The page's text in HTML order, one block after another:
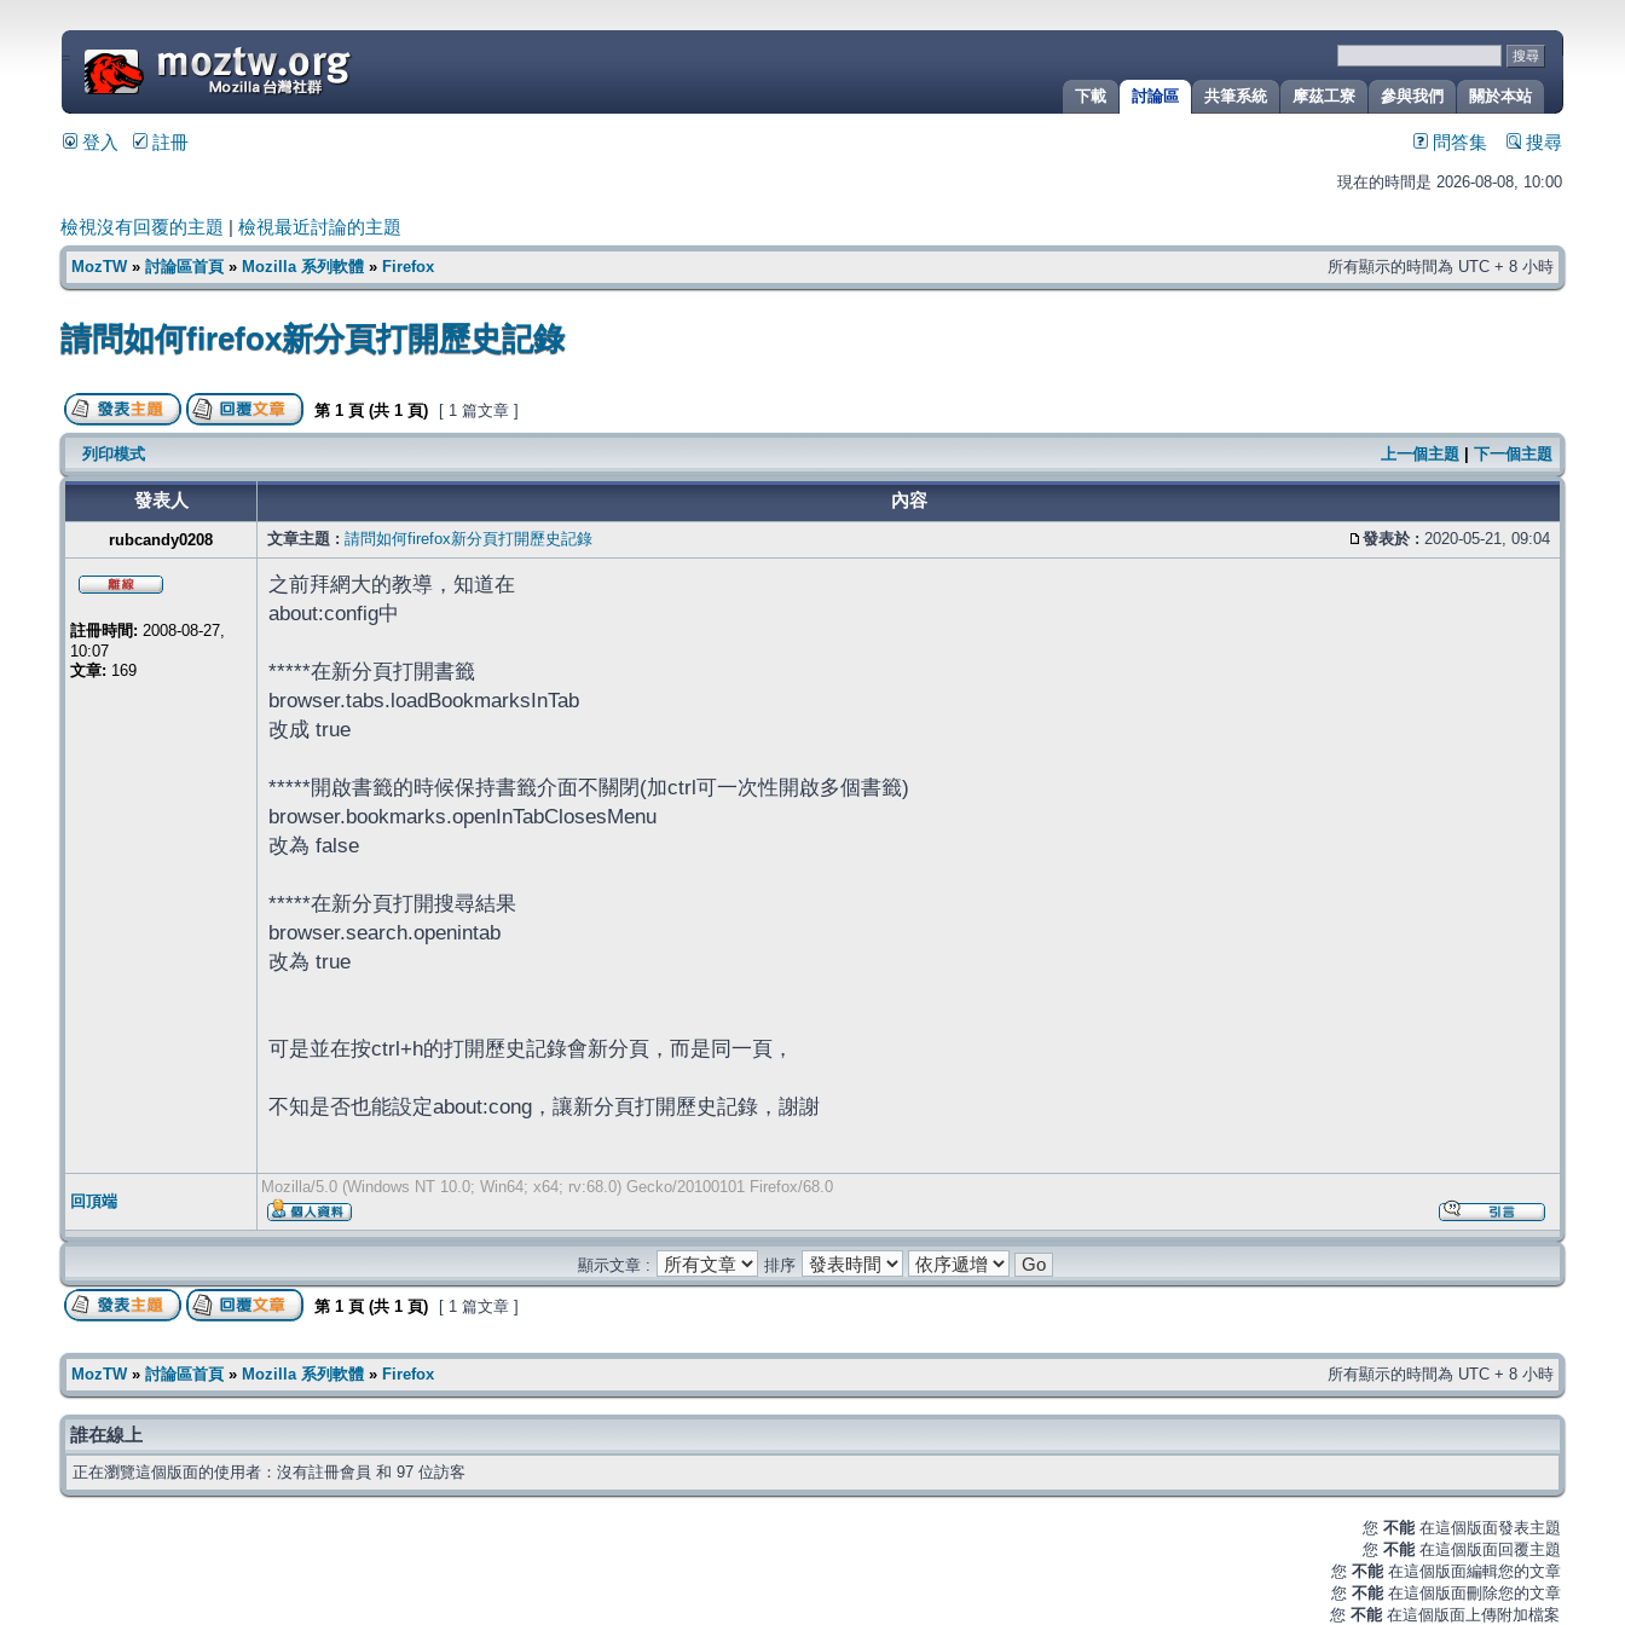
關於本站
參與我們
摩茲工寮
共筆系統
討論區
下載
=
登入 註冊 問答集 搜尋
現在的時間是 2026-08-08, 10:00
檢視沒有回覆的主題 檢視最近討論的主題
MozTW» 討論區首頁 » Mozilla 系列軟體 » Firefox 所有顯示的時間為 UTC + 8 小時
請問如何firefox新分頁打開歷史記錄
第 1 頁 (共 1 頁) [ 1 篇文章 ]
列印模式 上一個主題 下一個主題
發表人 內容
rubcandy0208 文章主題 : 請問如何firefox新分頁打開歷史記錄 發表於 : 2020-05-21, 09:04
註冊時間: 2008-08-27,
10:07
文章: 169
之前拜網大的教導，知道在
about:config中
*****在新分頁打開書籤
browser.tabs.loadBookmarksInTab
改成 true
*****開啟書籤的時候保持書籤介面不關閉(加ctrl可一次性開啟多個書籤)
browser.bookmarks.openInTabClosesMenu
改為 false
*****在新分頁打開搜尋結果
browser.search.openintab
改為 true
可是並在按ctrl+h的打開歷史記錄會新分頁，而是同一頁，
不知是否也能設定about:cong，讓新分頁打開歷史記錄，謝謝
回頂端
Mozilla/5.0 (Windows NT 10.0; Win64; x64; rv:68.0) Gecko/20100101 Firefox/68.0
顯示文章 : 排序
第 1 頁 (共 1 頁) [ 1 篇文章 ]
MozTW» 討論區首頁 » Mozilla 系列軟體 » Firefox 所有顯示的時間為 UTC + 8 小時
誰在線上
正在瀏覽這個版面的使用者：沒有註冊會員 和 97 位訪客
您 不能 在這個版面發表主題
您 不能 在這個版面回覆主題
您 不能 在這個版面編輯您的文章
您 不能 在這個版面刪除您的文章
您 不能 在這個版面上傳附加檔案